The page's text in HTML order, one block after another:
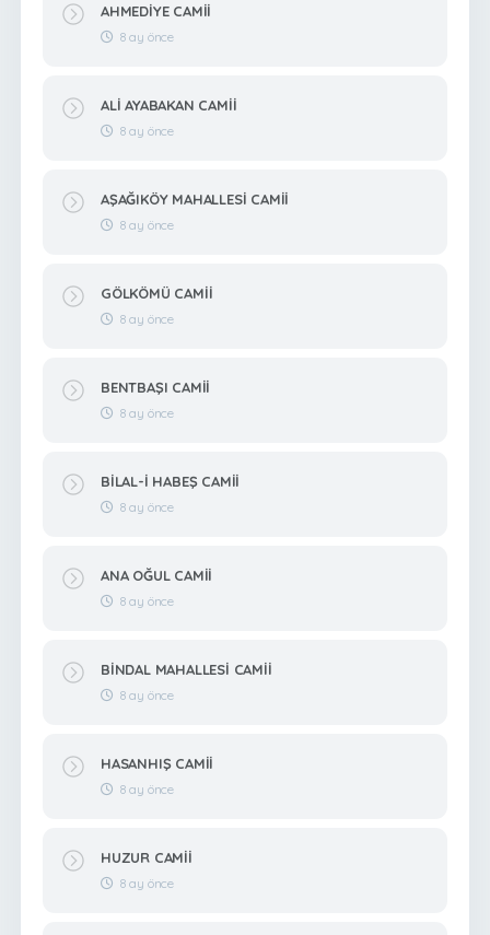
AHMEDİYE CAMİİ
8 ay önce
ALİ AYABAKAN CAMİİ
8 ay önce
AŞAĞIKÖY MAHALLESİ CAMİİ
8 ay önce
GÖLKÖMÜ CAMİİ
8 ay önce
BENTBAŞI CAMİİ
8 ay önce
BİLAL-İ HABEŞ CAMİİ
8 ay önce
ANA OĞUL CAMİİ
8 ay önce
BİNDAL MAHALLESİ CAMİİ
8 ay önce
HASANHIŞ CAMİİ
8 ay önce
HUZUR CAMİİ
8 ay önce